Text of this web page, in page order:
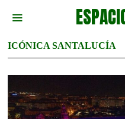
ICÓNICA SANTALUCÍA